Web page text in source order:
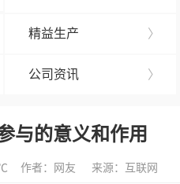
精益生产 〉
公司资讯 〉
与的意义和作用
作者：网友 来源：互联网